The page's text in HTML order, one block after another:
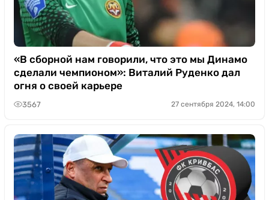
«В сборной нам говорили, что это мы Динамо
сделали чемпионом»: Виталий Руденко дал
огня о своей карьере
3567 27 сентября 2024, 14:00